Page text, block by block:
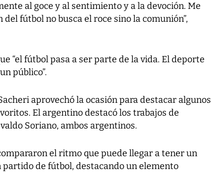
al goce y al sentimiento y a la devoción. Me
del fútbol no busca el roce sino la comunión”,
“el fútbol pasa a ser parte de la vida. El deporte
público”.
aprovechó la ocasión para destacar algunos
El argentino destacó los trabajos de
Soriano, ambos argentinos.
el ritmo que puede llegar a tener un
de fútbol, destacando un elemento